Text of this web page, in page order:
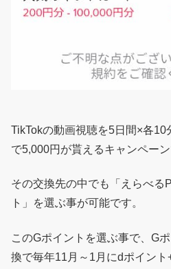
TikTokの動画視聴を5日間×各10
で5,000円が貰えるキャンペーン
その交換先の中でも「えらべる
ト」を選ぶ事が可能です。
このGポイントを選ぶ事で、G
換で毎年11月～1月にdポイント